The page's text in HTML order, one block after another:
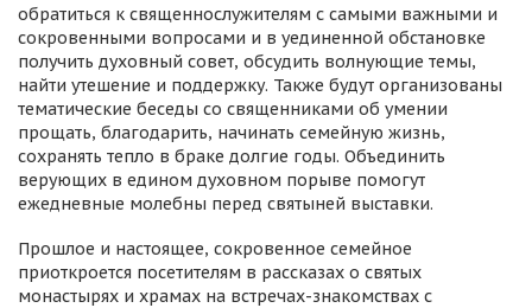
обратиться к священнослужителям с самыми важными и
сокровенными вопросами и в уединенной обстановке
получить духовный совет, обсудить волнующие темы,
найти утешение и поддержку. Также будут организованы
тематические беседы со священниками об умении
прощать, благодарить, начинать семейную жизнь,
сохранять тепло в браке долгие годы. Объединить
верующих в едином духовном порыве помогут
ежедневные молебны перед святыней выставки.
Прошлое и настоящее, сокровенное семейное
приоткроется посетителям в рассказах о святых
монастырях и храмах на встречах-знакомствах с